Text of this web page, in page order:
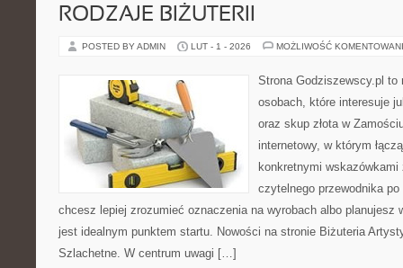
RODZAJE BIŻUTERII
POSTED BY ADMIN LUT - 1 - 2026 MOŻLIWOŚĆ
Strona Godziszewscy.pl
osobach, które interesuje
oraz skup złota w
internetowy, w którym
konkretnymi
czytelnego przewodnika
chcesz lepiej zrozumieć oznaczenia na wyrobach albo planujesz
jest idealnym punktem startu. Nowości na stronie Biżuteria
Szlachetne. W centrum uwagi […]